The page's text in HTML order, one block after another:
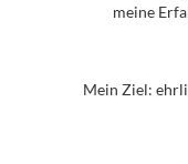
meine
Mein Ziel: